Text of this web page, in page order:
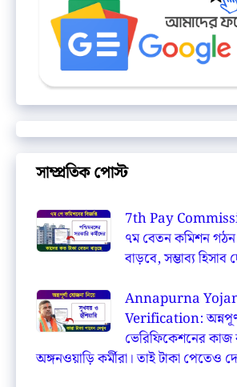
সাম্প্রতিক পোস্ট
7th Pay
৭ম বেতন কমিশন
বাড়বে, সম্ভাব্য হিসাব
Annapurna
Verification:
ভেরিফিকেশনের কাজ
অঙ্গনওয়াড়ি কর্মীরা। তাই টাকা পেতেও